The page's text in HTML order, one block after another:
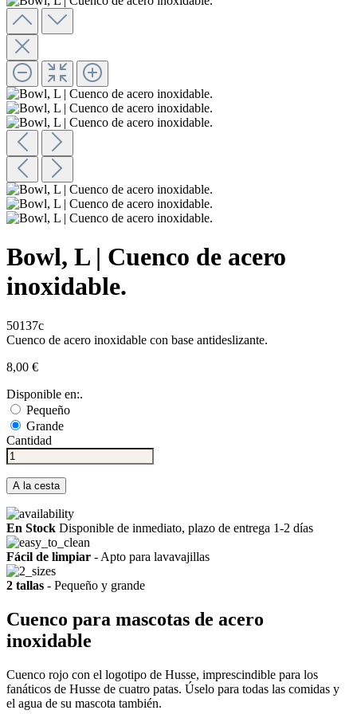
Bowl, L | Cuenco de acero
inoxidable.
50137c
Cuenco de acero inoxidable con base antideslizante.
8,00 €
Disponible en:.
Pequeño
Grande
Cantidad
A la cesta
En Stock Disponible de inmediato, plazo de entrega 1-2 días
Fácil de limpiar - Apto para lavavajillas
2 tallas - Pequeño y grande
Cuenco para mascotas de acero
inoxidable
Cuenco rojo con el logotipo de Husse, imprescindible para los
fanáticos de Husse de cuatro patas. Úselo para todas las comidas y
el agua de su mascota también.